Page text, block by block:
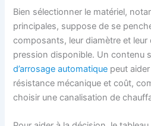
Bien sélectionner le matériel,
principales, suppose de se
composants, leur diamètre et leur
pression disponible. Un contenu
d’arrosage automatique peut
résistance mécanique et coût,
choisir une canalisation de